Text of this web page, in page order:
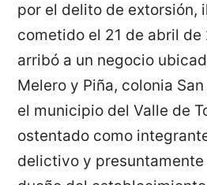
por el delito de extorsión,
cometido el 21 de abril
arribó a un negocio
Melero y Piña, colonia
el municipio del Valle de
ostentado como
delictivo y